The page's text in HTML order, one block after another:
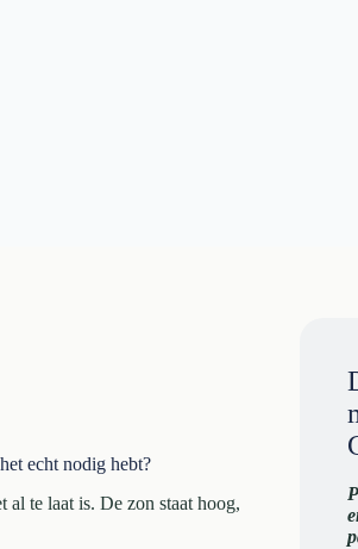
echt nodig hebt?
al te laat is. De zon staat hoog,